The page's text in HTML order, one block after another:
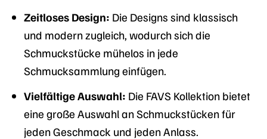
Zeitloses Design: Die Designs sind klassisch
und modern zugleich, wodurch sich die
Schmuckstücke mühelos in jede
Schmucksammlung einfügen.
Vielfältige Auswahl: Die FAVS Kollektion bietet
eine große Auswahl an Schmuckstücken für
jeden Geschmack und jeden Anlass.